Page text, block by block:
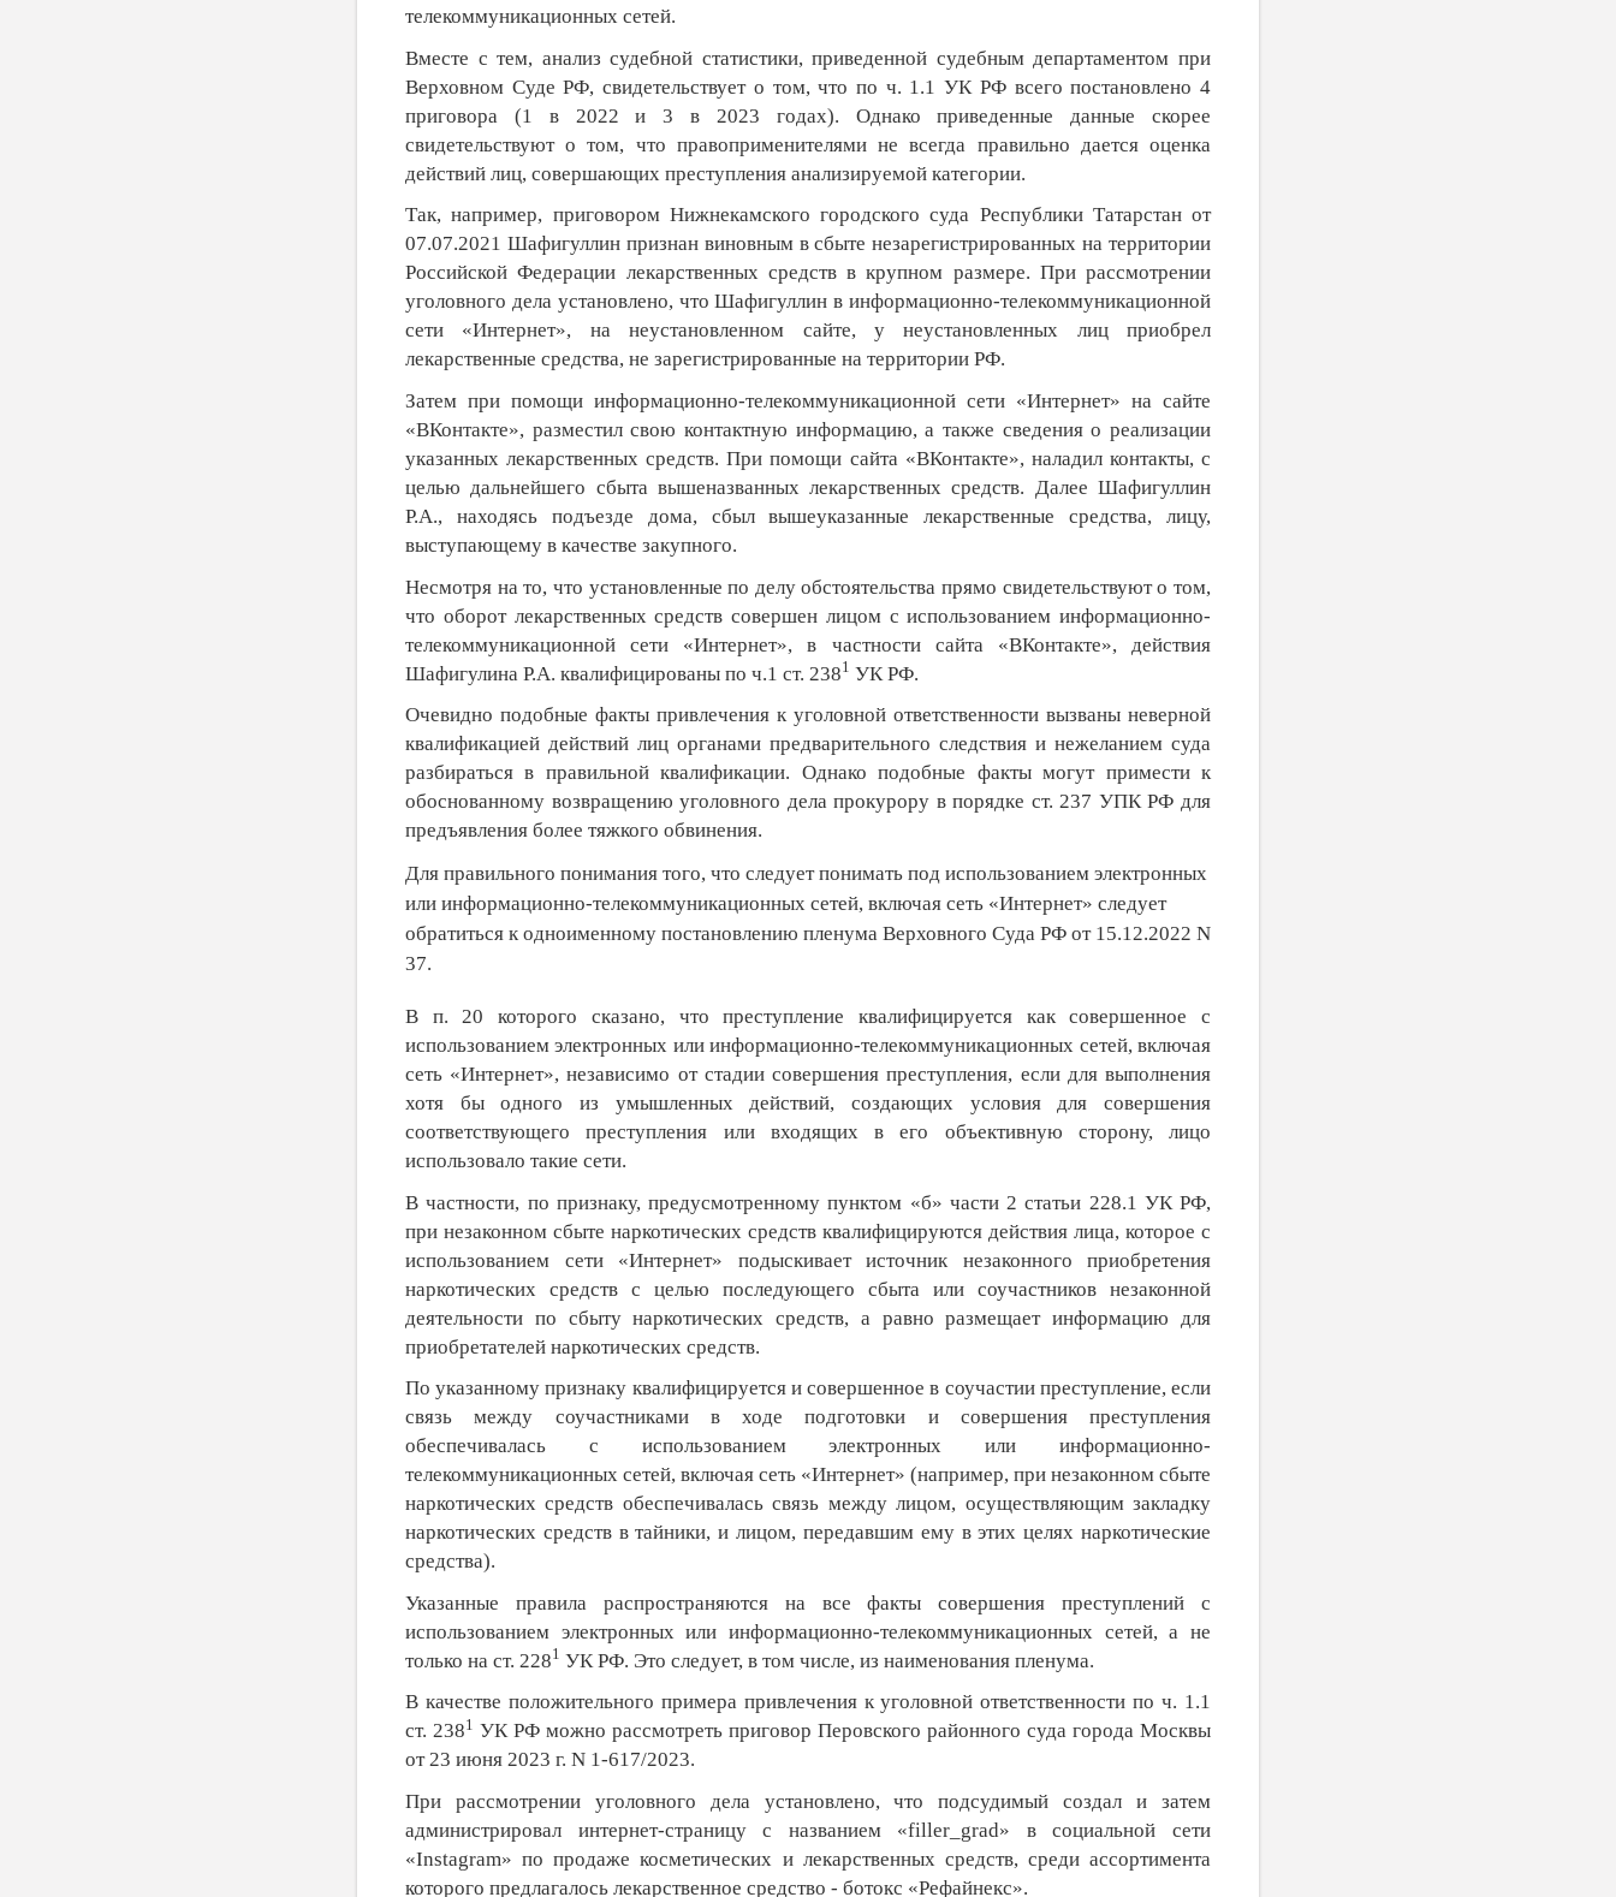
телекоммуникационных сетей.
Вместе с тем, анализ судебной статистики, приведенной судебным департаментом при
Верховном Суде РФ, свидетельствует о том, что по ч. 1.1 УК РФ всего постановлено 4
приговора (1 в 2022 и 3 в 2023 годах). Однако приведенные данные скорее
свидетельствуют о том, что правоприменителями не всегда правильно дается оценка
действий лиц, совершающих преступления анализируемой категории.
Так, например, приговором Нижнекамского городского суда Республики Татарстан от
07.07.2021 Шафигуллин признан виновным в сбыте незарегистрированных на территории
Российской Федерации лекарственных средств в крупном размере. При рассмотрении
уголовного дела установлено, что Шафигуллин в информационно-телекоммуникационной
сети «Интернет», на неустановленном сайте, у неустановленных лиц приобрел
лекарственные средства, не зарегистрированные на территории РФ.
Затем при помощи информационно-телекоммуникационной сети «Интернет» на сайте
«ВКонтакте», разместил свою контактную информацию, а также сведения о реализации
указанных лекарственных средств. При помощи сайта «ВКонтакте», наладил контакты, с
целью дальнейшего сбыта вышеназванных лекарственных средств. Далее Шафигуллин
Р.А., находясь подъезде дома, сбыл вышеуказанные лекарственные средства, лицу,
выступающему в качестве закупного.
Несмотря на то, что установленные по делу обстоятельства прямо свидетельствуют о том,
что оборот лекарственных средств совершен лицом с использованием информационно-
телекоммуникационной сети «Интернет», в частности сайта «ВКонтакте», действия
Шафигулина Р.А. квалифицированы по ч.1 ст. 2381 УК РФ.
Очевидно подобные факты привлечения к уголовной ответственности вызваны неверной
квалификацией действий лиц органами предварительного следствия и нежеланием суда
разбираться в правильной квалификации. Однако подобные факты могут примести к
обоснованному возвращению уголовного дела прокурору в порядке ст. 237 УПК РФ для
предъявления более тяжкого обвинения.
Для правильного понимания того, что следует понимать под использованием электронных
или информационно-телекоммуникационных сетей, включая сеть «Интернет» следует
обратиться к одноименному постановлению пленума Верховного Суда РФ от 15.12.2022 N
37.
В п. 20 которого сказано, что преступление квалифицируется как совершенное с
использованием электронных или информационно-телекоммуникационных сетей, включая
сеть «Интернет», независимо от стадии совершения преступления, если для выполнения
хотя бы одного из умышленных действий, создающих условия для совершения
соответствующего преступления или входящих в его объективную сторону, лицо
использовало такие сети.
В частности, по признаку, предусмотренному пунктом «б» части 2 статьи 228.1 УК РФ,
при незаконном сбыте наркотических средств квалифицируются действия лица, которое с
использованием сети «Интернет» подыскивает источник незаконного приобретения
наркотических средств с целью последующего сбыта или соучастников незаконной
деятельности по сбыту наркотических средств, а равно размещает информацию для
приобретателей наркотических средств.
По указанному признаку квалифицируется и совершенное в соучастии преступление, если
связь между соучастниками в ходе подготовки и совершения преступления
обеспечивалась с использованием электронных или информационно-
телекоммуникационных сетей, включая сеть «Интернет» (например, при незаконном сбыте
наркотических средств обеспечивалась связь между лицом, осуществляющим закладку
наркотических средств в тайники, и лицом, передавшим ему в этих целях наркотические
средства).
Указанные правила распространяются на все факты совершения преступлений с
использованием электронных или информационно-телекоммуникационных сетей, а не
только на ст. 2281 УК РФ. Это следует, в том числе, из наименования пленума.
В качестве положительного примера привлечения к уголовной ответственности по ч. 1.1
ст. 2381 УК РФ можно рассмотреть приговор Перовского районного суда города Москвы
от 23 июня 2023 г. N 1-617/2023.
При рассмотрении уголовного дела установлено, что подсудимый создал и затем
администрировал интернет-страницу с названием «filler_grad» в социальной сети
«Instagram» по продаже косметических и лекарственных средств, среди ассортимента
которого предлагалось лекарственное средство - ботокс «Рефайнекс».